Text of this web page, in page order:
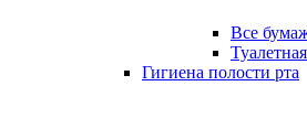
Все
Гигиена полости рта